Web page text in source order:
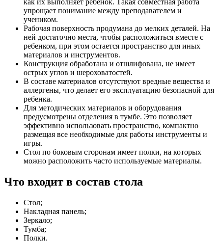
упрощает понимание между преподавателем и
учеником.
Рабочая поверхность продумана до мелких деталей. На
ней достаточно места, чтобы расположиться вместе с
ребенком, при этом остается пространство для иных
материалов и инструментов.
Конструкция обработана и отшлифована, не имеет
острых углов и шероховатостей.
В составе материалов отсутствуют вредные вещества и
аллергены, что делает его эксплуатацию безопасной для
ребенка.
Для методических материалов и оборудования
предусмотрены отделения в тумбе. Это позволяет
эффективно использовать пространство, компактно
размещая все необходимые для работы инструменты и
игры.
Стол по боковым сторонам имеет полки, на которых
можно расположить часто используемые материалы.
Что входит в состав стола
Стол;
Накладная панель;
Зеркало;
Тумба;
Полки.